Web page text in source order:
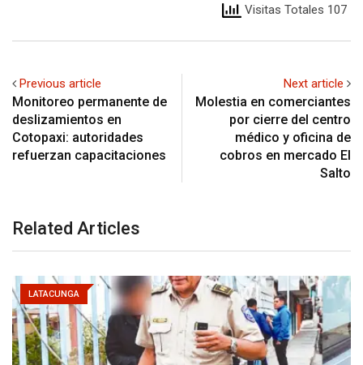
Visitas Totales 107
Previous article
Monitoreo permanente de
deslizamientos en
Cotopaxi: autoridades
refuerzan capacitaciones
Next article
Molestia en comerciantes
por cierre del centro
médico y oficina de
cobros en mercado El
Salto
Related Articles
LATACUNGA